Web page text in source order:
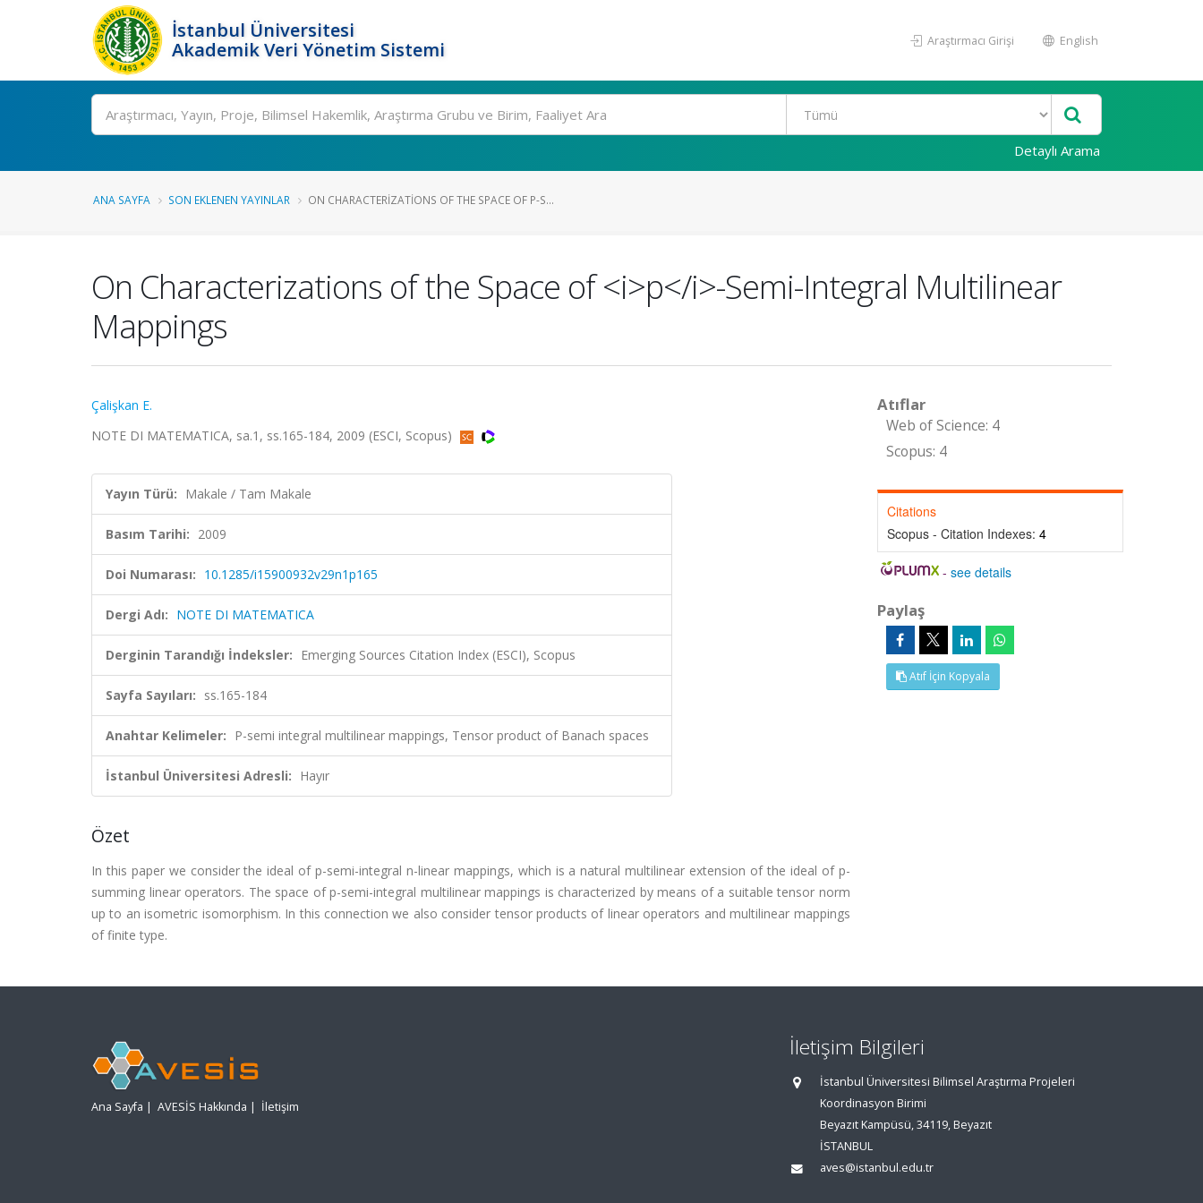
İstanbul Üniversitesi
Akademik Veri Yönetim Sistemi
Araştırmacı Girişi English
Ara
Detaylı Arama
ANA SAYFA SON EKLENEN YAYINLAR ON CHARACTERIZATIONS OF THE SPACE OF P-S...
On Characterizations of the Space of <i>p</i>-Semi-Integral Multilinear
Mappings
Çalişkan E.
NOTE DI MATEMATICA, sa.1, ss.165-184, 2009 (ESCI, Scopus)
Yayın Türü: Makale / Tam Makale
Basım Tarihi: 2009
Doi Numarası: 10.1285/i15900932v29n1p165
Dergi Adı: NOTE DI MATEMATICA
Derginin Tarandığı İndeksler: Emerging Sources Citation Index (ESCI), Scopus
Sayfa Sayıları: ss.165-184
Anahtar Kelimeler: Ρ-semi integral multilinear mappings, Tensor product of Banach spaces
İstanbul Üniversitesi Adresli: Hayır
Özet
In this paper we consider the ideal of p-semi-integral n-linear mappings, which is a natural multilinear extension of the ideal of p-
summing linear operators. The space of p-semi-integral multilinear mappings is characterized by means of a suitable tensor norm
up to an isometric isomorphism. In this connection we also consider tensor products of linear operators and multilinear mappings
of finite type.
Atıflar
Web of Science: 4
Scopus: 4
Citations
Scopus - Citation Indexes: 4
-see details
Paylaş
Atıf İçin Kopyala
Ana Sayfa | AVESİS Hakkında | İletişim
İletişim Bilgileri
İstanbul Üniversitesi Bilimsel Araştırma Projeleri
Koordinasyon Birimi
Beyazıt Kampüsü, 34119, Beyazıt
İSTANBUL
aves@istanbul.edu.tr